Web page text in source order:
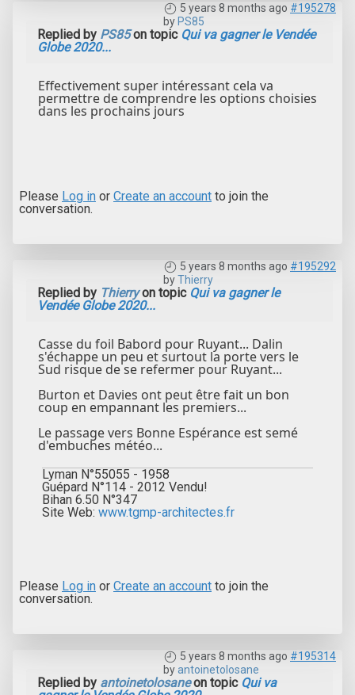
5 years 8 months ago #195278
by PS85
Replied by PS85on topic Qui va gagner le Vendée
Globe 2020...
Effectivement super intéressant cela va
permettre de comprendre les options choisies
dans les prochains jours
Please Log in or Create an account to join the
conversation.
5 years 8 months ago #195292
byThierry
Replied by Thierryon topic Qui va gagner le
Vendée Globe 2020...
Casse du foil Babord pour Ruyant... Dalin
s'échappe un peu et surtout la porte vers le
Sud risque de se refermer pour Ruyant...
Burton et Davies ont peut être fait un bon
coup en empannant les premiers...
Le passage vers Bonne Espérance est semé
d'embuches météo...
Lyman N°55055 - 1958
Guépard N°114 - 2012 Vendu!
Bihan 6.50 N°347
Site Web: www.tgmp-architectes.fr
Please Log in or Create an account to join the
conversation.
5 years 8 months ago #195314
byantoinetolosane
Replied by antoinetolosaneon topic Qui va